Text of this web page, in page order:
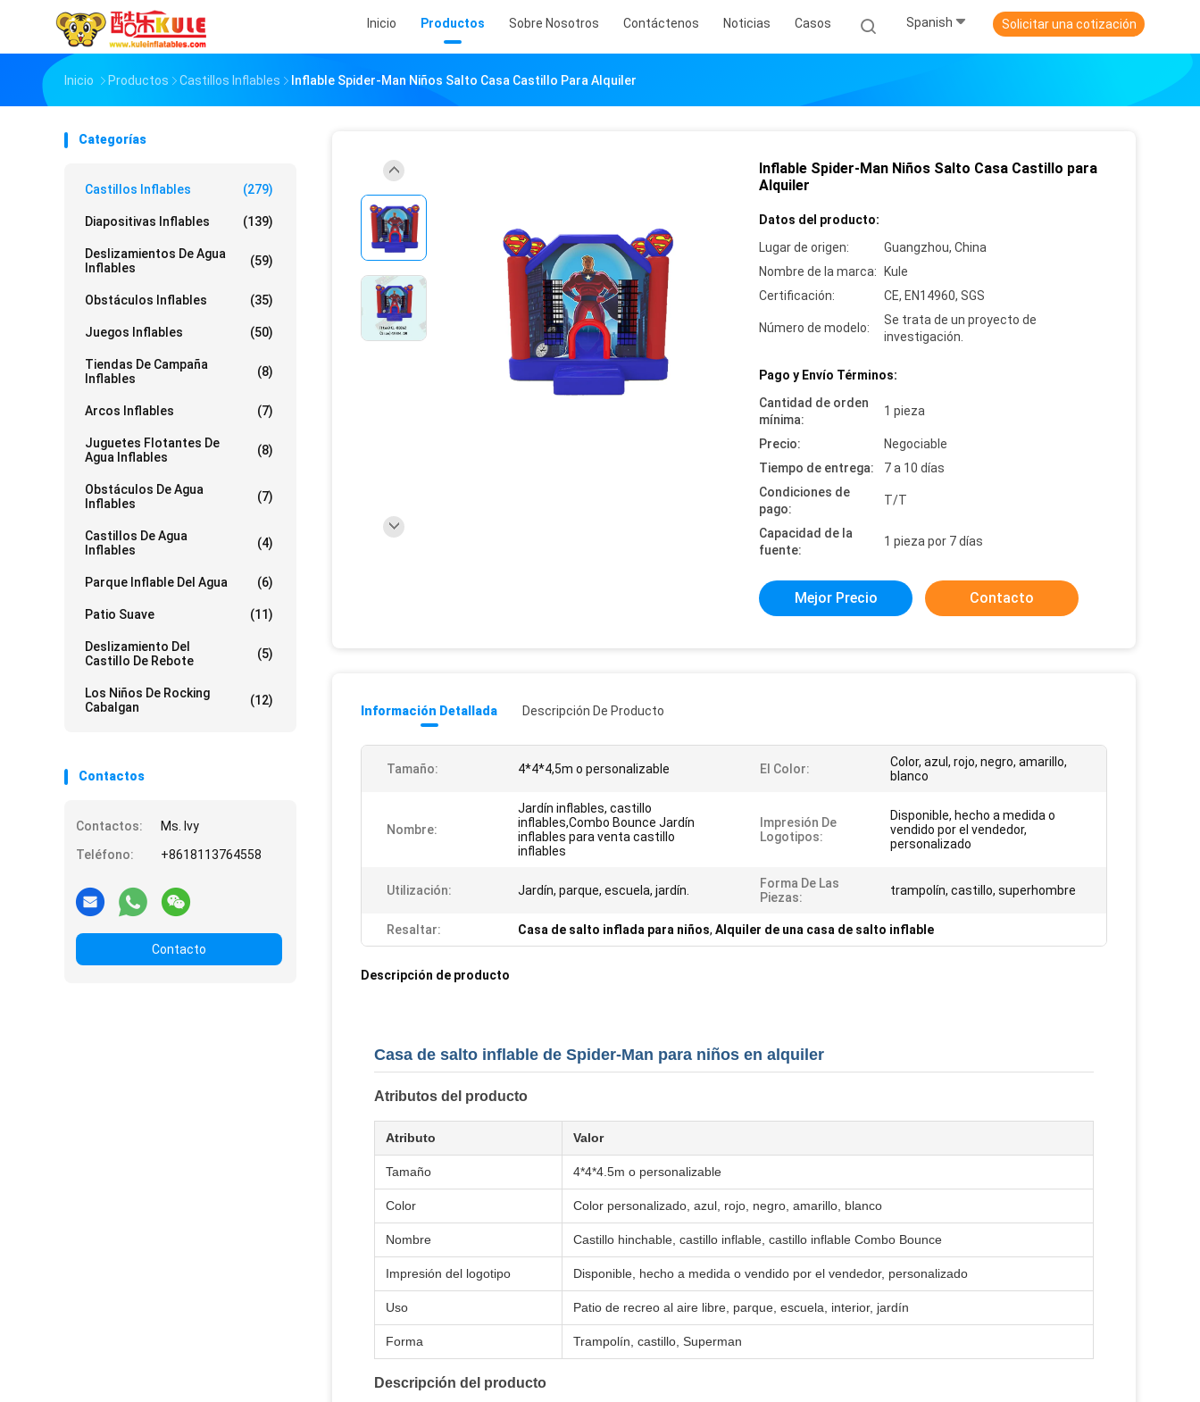
Inicio Productos Sobre Nosotros Contáctenos Noticias Casos Spanish Solicitar una cotización
Inicio Productos Castillos Inflables Inflable Spider-Man Niños Salto Casa Castillo Para Alquiler
Categorías
Castillos Inflables (279)
Diapositivas Inflables (139)
Deslizamientos De Agua
Inflables
(59)
Obstáculos Inflables (35)
Juegos Inflables (50)
Tiendas De Campaña
Inflables
(8)
Arcos Inflables (7)
Juguetes Flotantes De
Agua Inflables
(8)
Obstáculos De Agua
Inflables
(7)
Castillos De Agua
Inflables
(4)
Parque Inflable Del Agua (6)
Patio Suave (11)
Deslizamiento Del
Castillo De Rebote
(5)
Los Niños De Rocking
Cabalgan
(12)
Contactos
Contactos:
Ms. Ivy
Teléfono:
+8618113764558
Contacto
Inflable Spider-Man Niños Salto Casa Castillo para
Alquiler
Datos del producto:
Lugar de origen:
Guangzhou, China
Nombre de la marca:
Kule
Certificación:
CE, EN14960, SGS
Número de modelo:
Se trata de un proyecto de
investigación.
Pago y Envío Términos:
Cantidad de orden
mínima:
1 pieza
Precio:
Negociable
Tiempo de entrega:
7 a 10 días
Condiciones de
pago:
T/T
Capacidad de la
fuente:
1 pieza por 7 días
Mejor Precio Contacto
Información Detallada Descripción De Producto
Tamaño: 4*4*4,5m o personalizable El Color:
Color, azul, rojo, negro, amarillo,
blanco
Nombre:
Jardín inflables, castillo
inflables,Combo Bounce Jardín
inflables para venta castillo
inflables
Impresión De
Logotipos:
Disponible, hecho a medida o
vendido por el vendedor,
personalizado
Utilización: Jardín, parque, escuela, jardín.
Forma De Las
Piezas:
trampolín, castillo, superhombre
Resaltar: Casa de salto inflada para niños, Alquiler de una casa de salto inflable
Descripción de producto
Casa de salto inflable de Spider-Man para niños en alquiler
Atributos del producto
Atributo Valor
Tamaño 4*4*4.5m o personalizable
Color Color personalizado, azul, rojo, negro, amarillo, blanco
Nombre Castillo hinchable, castillo inflable, castillo inflable Combo Bounce
Impresión del logotipo Disponible, hecho a medida o vendido por el vendedor, personalizado
Uso Patio de recreo al aire libre, parque, escuela, interior, jardín
Forma Trampolín, castillo, Superman
Descripción del producto